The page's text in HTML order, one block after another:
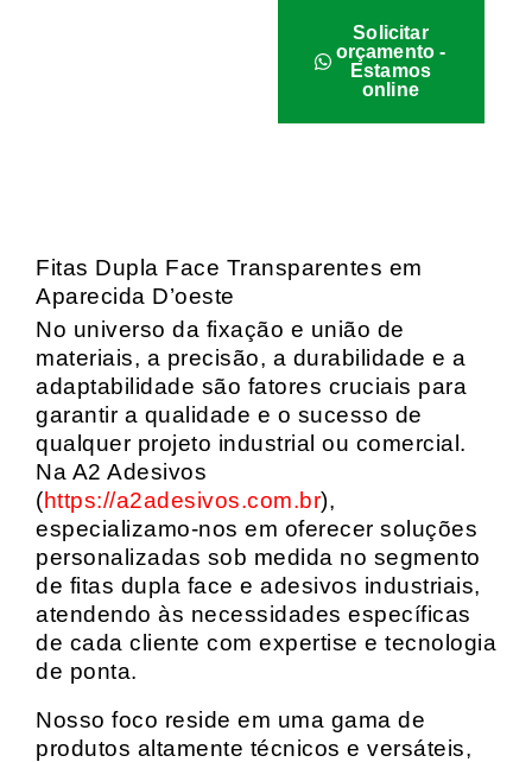
Solicitar
orçamento -
Estamos
online
Fitas Dupla Face Transparentes em
Aparecida D’oeste
No universo da fixação e união de
materiais, a precisão, a durabilidade e a
adaptabilidade são fatores cruciais para
garantir a qualidade e o sucesso de
qualquer projeto industrial ou comercial.
Na A2 Adesivos
(https://a2adesivos.com.br),
especializamo-nos em oferecer soluções
personalizadas sob medida no segmento
de fitas dupla face e adesivos industriais,
atendendo às necessidades específicas
de cada cliente com expertise e tecnologia
de ponta.
Nosso foco reside em uma gama de
produtos altamente técnicos e versáteis,